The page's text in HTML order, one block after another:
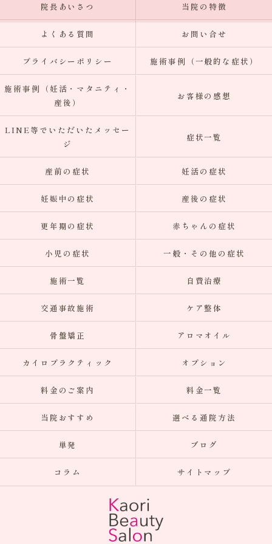
院長あいさつ 当院の特徴
よくある質問 お問い合せ
プライバシーポリシー 施術事例（一般的な症状）
施術事例（妊活・マタニティ・
産後）
お客様の感想
LINE等でいただいたメッセー
ジ
症状一覧
産前の症状 妊活の症状
妊娠中の症状 産後の症状
更年期の症状 赤ちゃんの症状
小児の症状 一般・その他の症状
施術一覧 自費治療
交通事故施術 ケア整体
骨盤矯正 アロマオイル
カイロプラクティック オプション
料金のご案内 料金一覧
当院おすすめ 選べる通院方法
単発 ブログ
コラム サイトマップ